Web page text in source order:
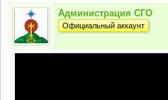
Администрация СГО
Официальный аккаунт